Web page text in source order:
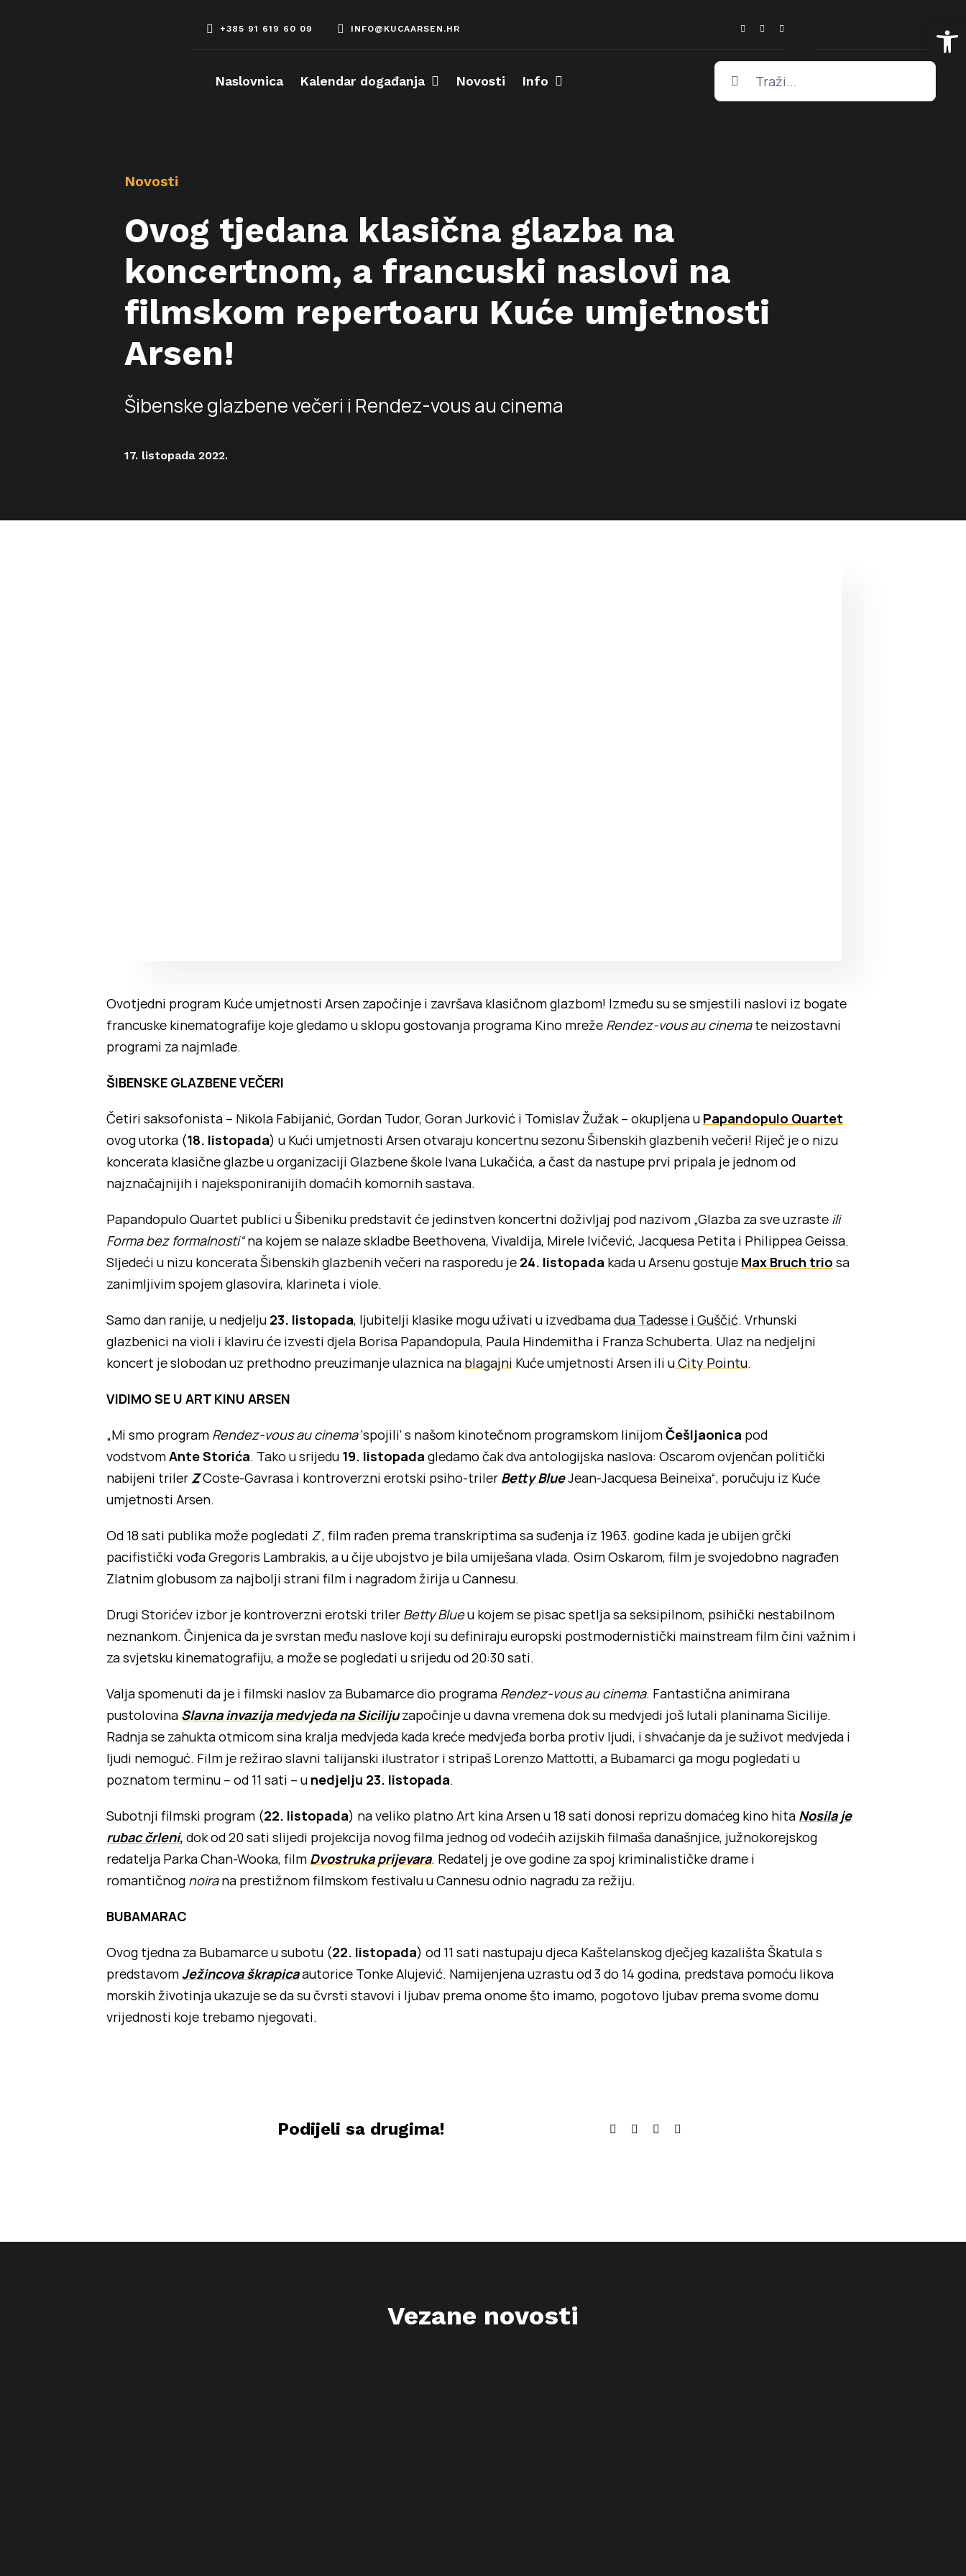
+385 91 619 60 09 INFO@KUCAARSEN.HR
Naslovnica Kalendar događanja Novosti Info
Traži...
Novosti
Ovog tjedana klasična glazba na
koncertnom, a francuski naslovi na
filmskom repertoaru Kuće umjetnosti
Arsen!
Šibenske glazbene večeri i Rendez-vous au cinema
17. listopada 2022.
Ovotjedni program Kuće umjetnosti Arsen započinje i završava klasičnom glazbom! Između su se smjestili naslovi iz bogate
francuske kinematografije koje gledamo u sklopu gostovanja programa Kino mreže Rendez-vous au cinemate neizostavni
programi za najmlađe.
ŠIBENSKE GLAZBENE VEČERI
Četiri saksofonista – Nikola Fabijanić, Gordan Tudor, Goran Jurković i Tomislav Žužak – okupljena u Papandopulo Quartet
ovog utorka (18. listopada) u Kući umjetnosti Arsen otvaraju koncertnu sezonu Šibenskih glazbenih večeri! Riječ je o nizu
koncerata klasične glazbe u organizaciji Glazbene škole Ivana Lukačića, a čast da nastupe prvi pripala je jednom od
najznačajnijih i najeksponiranijih domaćih komornih sastava.
Papandopulo Quartet publici u Šibeniku predstavit će jedinstven koncertni doživljaj pod nazivom „Glazba za sve uzrasteili
Forma bez formalnosti“na kojem se nalaze skladbe Beethovena, Vivaldija, Mirele Ivičević, Jacquesa Petita i Philippea Geissa.
Sljedeći u nizu koncerata Šibenskih glazbenih večeri na rasporedu je 24. listopada kada u Arsenu gostuje Max Bruch trio sa
zanimljivim spojem glasovira, klarineta i viole.
Samo dan ranije, u nedjelju 23. listopada, ljubitelji klasike mogu uživati u izvedbamadua Tadesse i Guščić. Vrhunski
glazbenici na violi i klaviru će izvesti djela Borisa Papandopula, Paula Hindemitha i Franza Schuberta. Ulaz na nedjeljni
koncert je slobodan uz prethodno preuzimanje ulaznica na blagajni Kuće umjetnosti Arsen ili uCity Pointu.
VIDIMO SE U ART KINU ARSEN
„Mi smo program Rendez-vous au cinema‘spojili’ s našom kinotečnom programskom linijomČešljaonica pod
vodstvomAnte Storića. Tako u srijedu 19. listopada gledamo čak dva antologijska naslova: Oscarom ovjenčan politički
nabijeni triler ZCoste-Gavrasa i kontroverzni erotski psiho-triler Betty BlueJean-Jacquesa Beineixa“, poručuju iz Kuće
umjetnosti Arsen.
Od 18 sati publika može pogledati Z, film rađen prema transkriptima sa suđenja iz 1963. godine kada je ubijen grčki
pacifistički vođa Gregoris Lambrakis, a u čije ubojstvo je bila umiješana vlada. Osim Oskarom, film je svojedobno nagrađen
Zlatnim globusom za najbolji strani film i nagradom žirija u Cannesu.
Drugi Storićev izbor je kontroverzni erotski triler Betty Blueu kojem se pisac spetlja sa seksipilnom, psihički nestabilnom
neznankom. Činjenica da je svrstan među naslove koji su definiraju europski postmodernistički mainstream film čini važnim i
za svjetsku kinematografiju, a može se pogledati u srijedu od 20:30 sati.
Valja spomenuti da je i filmski naslov za Bubamarce dio programa Rendez-vous au cinema. Fantastična animirana
pustolovina Slavna invazija medvjeda na Sicilijuzapočinje u davna vremena dok su medvjedi još lutali planinama Sicilije.
Radnja se zahukta otmicom sina kralja medvjeda kada kreće medvjeđa borba protiv ljudi, i shvaćanje da je suživot medvjeda i
ljudi nemoguć. Film je režirao slavni talijanski ilustrator i stripaš Lorenzo Mattotti, a Bubamarci ga mogu pogledati u
poznatom terminu – od 11 sati – u nedjelju 23. listopada.
Subotnji filmski program (22. listopada) na veliko platno Art kina Arsen u 18 sati donosi reprizu domaćeg kino hita Nosila je
rubac črleni, dok od 20 sati slijedi projekcija novog filma jednog od vodećih azijskih filmaša današnjice, južnokorejskog
redatelja Parka Chan-Wooka, film Dvostruka prijevara. Redatelj je ove godine za spoj kriminalističke drame i
romantičnog noirana prestižnom filmskom festivalu u Cannesu odnio nagradu za režiju.
BUBAMARAC
Ovog tjedna za Bubamarce u subotu (22. listopada) od 11 sati nastupaju djeca Kaštelanskog dječjeg kazališta Škatula s
predstavomJežincova škrapicaautorice Tonke Alujević. Namijenjena uzrastu od 3 do 14 godina, predstava pomoću likova
morskih životinja ukazuje se da su čvrsti stavovi i ljubav prema onome što imamo, pogotovo ljubav prema svome domu
vrijednosti koje trebamo njegovati.
Podijeli sa drugima!
Vezane novosti